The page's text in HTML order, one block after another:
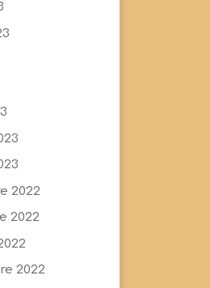
2022
2022
2022